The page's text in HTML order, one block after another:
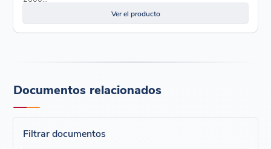
Ver el producto
Documentos relacionados
Filtrar documentos